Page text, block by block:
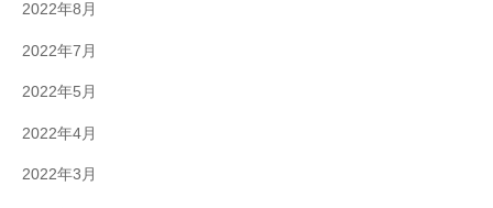
2022年8月
2022年7月
2022年5月
2022年4月
2022年3月